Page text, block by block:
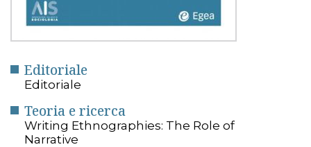
Editoriale
Editoriale
Teoria e ricerca
Writing Ethnographies: The Role of
Narrative